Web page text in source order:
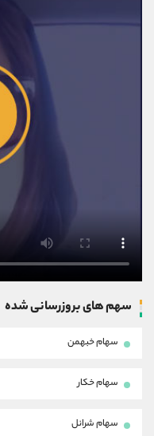
سهم های بروزرسانی شده
سهام خبهمن
سهام خکار
سهام شرانل